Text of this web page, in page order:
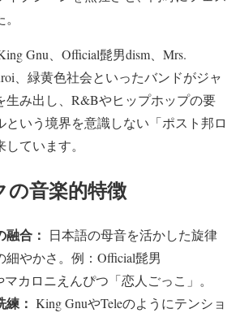
Gnu、Official髭男dism、Mrs.
、緑黄色社会といったバンドがジャ
生み出し、R&Bやヒップホップの要
という境界を意識しない「ポスト邦ロ
ています。
の音楽的特徴
合： 日本語の母音を活かした旋律
細やかさ。例：Official髭男
マカロニえんぴつ「恋人ごっこ」。
： King GnuやTeleのようにテンショ